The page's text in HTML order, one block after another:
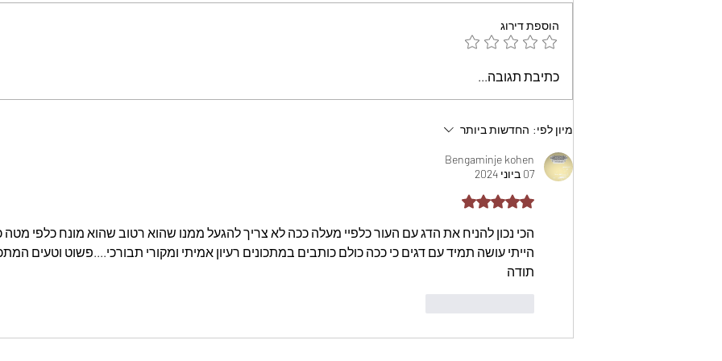
עוגת שוקולד קלה וממכרת
הוספת דירוג
כתיבת תגובה...
מיון לפי: החדשות ביותר
Bengaminje kohen
07 ביוני 2024
דירוג של 5 מתוך 5 כוכבים
הכי נכון להניח את הדג עם העור כלפיי מעלה ככה לא צריך להגעל ממנו שהוא רטוב שהוא מונח כלפי מטה
הייתי עושה תמיד עם דגים כי ככה כולם כותבים במתכונים רעיון אמיתי ומקורי תבורכי....פשוט וטעים
תודה